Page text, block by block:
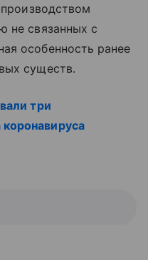
не связанных с
особенность ранее
существ.
три